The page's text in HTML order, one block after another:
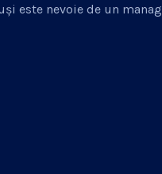
este nevoie de un